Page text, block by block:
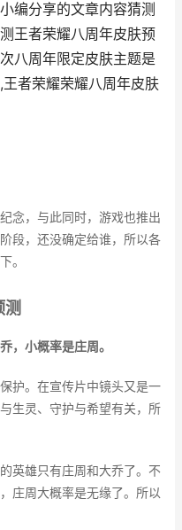
编分享的文章内容猜测
王者荣耀八周年皮肤预
八周年限定皮肤主题是
者荣耀荣耀八周年皮肤
念，与此同时，游戏也推出
段，还没确定给谁，所以各
。
，小概率是庄周。
护。在宣传片中镜头又是一
生灵、守护与希望有关，所
英雄只有庄周和大乔了。不
庄周大概率是无缘了。所以